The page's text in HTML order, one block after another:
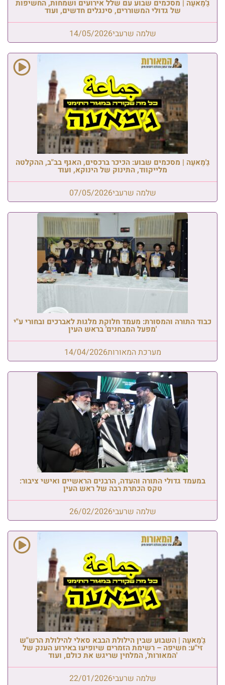
גַ'מַאעַה | מסכמים שבוע עם שלל אירועים ושמחות, החשיפות
של גדולי המשוררים, סינגלים חדשים, ועוד
שלמה שרעבי14/05/2026
גַ'מַאעַה | מסכמים שבוע: הכיכר ברכסים, האגף בב"ב, ההקלטה
מלייקווד, התינוק של הינוקא, ועוד
שלמה שרעבי07/05/2026
כבוד התורה והמסורת: מעמד חלוקת מלגות לאברכים ובחורי ע"י
'מפעל המבחנים' בראש העין
מערכת המאורות14/04/2026
במעמד גדולי התורה והעדה, הרבנים הראשיים ואישי ציבור:
טקס הכתרת רבה של ראש העין
שלמה שרעבי26/02/2026
גַ'מַאעַה | השבוע שבין הילולת הבבא סאלי להילולת הרש"ש
זי"ע: חשיפה – רשימת הזמרים שיופיעו באירוע הענק של
'המאורות', המלחין שריגש את כולם, ועוד
שלמה שרעבי22/01/2026